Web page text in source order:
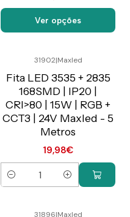
Ver opções
C/IVA
31902|Maxled
Fita LED 3535 + 2835
168SMD | IP20 |
CRI>80 | 15W | RGB +
CCT3 | 24V Maxled - 5
Metros
19,98€
Quantidade
31896|Maxled